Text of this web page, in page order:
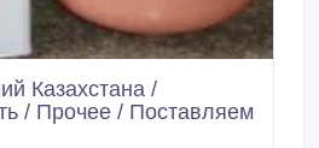
Казахстана /
/ Прочее / Поставляем